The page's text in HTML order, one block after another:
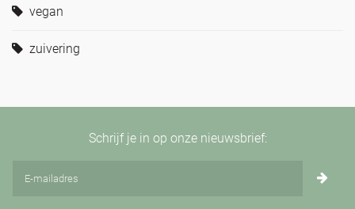
vegan
zuivering
Schrijf je in op onze nieuwsbrief: